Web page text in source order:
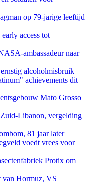
op 79-jarige leeftijd
access tot
ambassadeur naar
alcoholmisbruik
achievements dit
Mato Grosso
Libanon, vergelding
81 jaar later
voedt vrees voor
Protix om
van Hormuz, VS